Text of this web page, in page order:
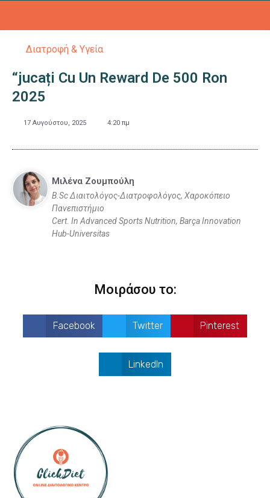
Διατροφή & Υγεία
“jucați Cu Un Reward De 500 Ron
2025
17 Αυγούστου, 2025 4:20 πμ
Mιλένα Ζουμπούλη
B.Sc Διαιτολόγος-Διατροφολόγος, Χαροκόπειο
Πανεπιστήμιο
Cert. In Advanced Sports Nutrition, Barça Innovation
Hub-Universitas
Mοιράσου το:
Facebook Twitter Pinterest
LinkedIn